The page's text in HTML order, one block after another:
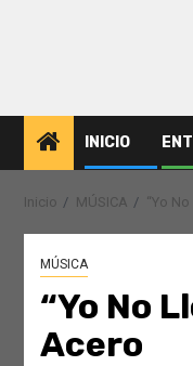
INICIO
Inicio MÚSICA “Yo
MÚSICA
“Yo No
Acero